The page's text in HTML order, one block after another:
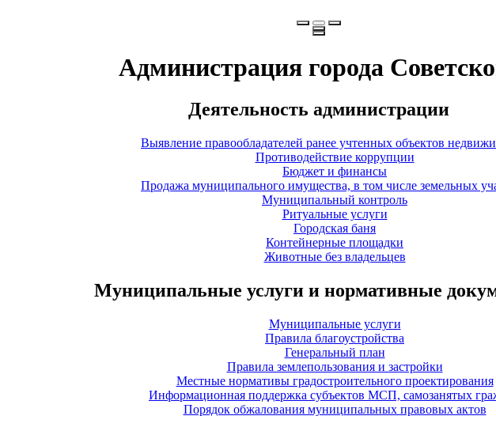
Администрация города
Деятельность администрации
Выявление правообладателей ранее учтенных объектов
Противодействие коррупции
Бюджет и финансы
Продажа муниципального имущества, в том числе земельных
Муниципальный контроль
Ритуальные услуги
Городская баня
Контейнерные площадки
Животные без владельцев
Муниципальные услуги и нормативные
Муниципальные услуги
Правила благоустройства
Генеральный план
Правила землепользования и застройки
Местные нормативы градостроительного проектирования
Информационная поддержка субъектов МСП, самозанятых
Порядок обжалования муниципальных правовых актов